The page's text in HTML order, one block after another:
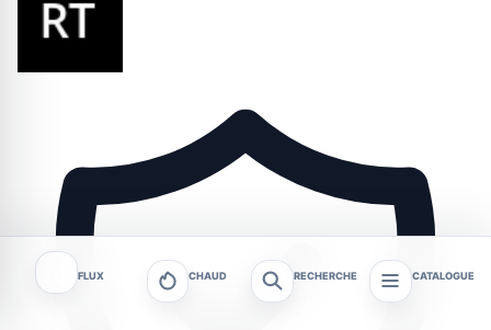
FLUX CHAUD RECHERCHE CATALOGUE